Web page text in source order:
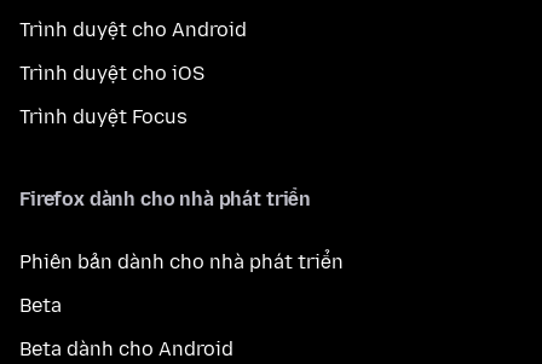
Trình duyệt cho Android
Trình duyệt cho iOS
Trình duyệt Focus
Firefox dành cho nhà phát triển
Phiên bản dành cho nhà phát triển
Beta
Beta dành cho Android